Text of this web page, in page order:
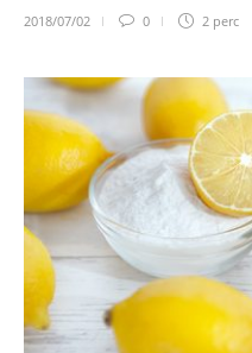
2018/07/02 0 2 perc